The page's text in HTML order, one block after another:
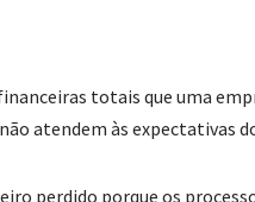
totais que uma
atendem às expectativas
perdido porque os